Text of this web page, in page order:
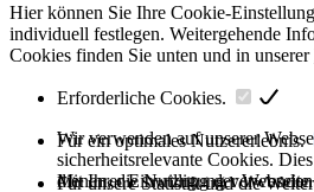
Hier können Sie Ihre Cookie-
individuell festlegen. Weitergehende
Cookies finden Sie unten und in unserer
Erforderliche Cookies.
Wir verwenden auf unserer
sicherheitsrelevante Cookies.
dienen, die Nutzung der
Für ein optimales Nutzererlebnis.
Mit Ihrer Einwilligung
Für unsere Statistik und die